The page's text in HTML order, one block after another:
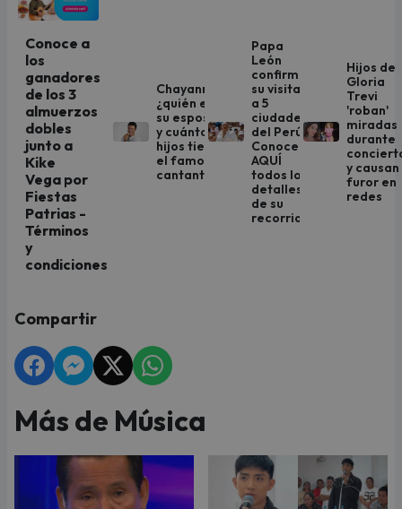
Conoce a
los
ganadores
de los 3
almuerzos
dobles
junto a
Kike
Vega por
Fiestas
Patrias -
Términos
y
condiciones
Chayanne:
¿quién es
su esposa
y cuántos
hijos tiene
el famoso
cantante?
Papa
León
confirmó
su visita
a 5
ciudades
del Perú:
Conoce
AQUÍ
todos los
detalles
de su
recorrido
Hijos de
Gloria
Trevi
'roban'
miradas
durante
y causan
furor en
redes
Compartir
Más de Música